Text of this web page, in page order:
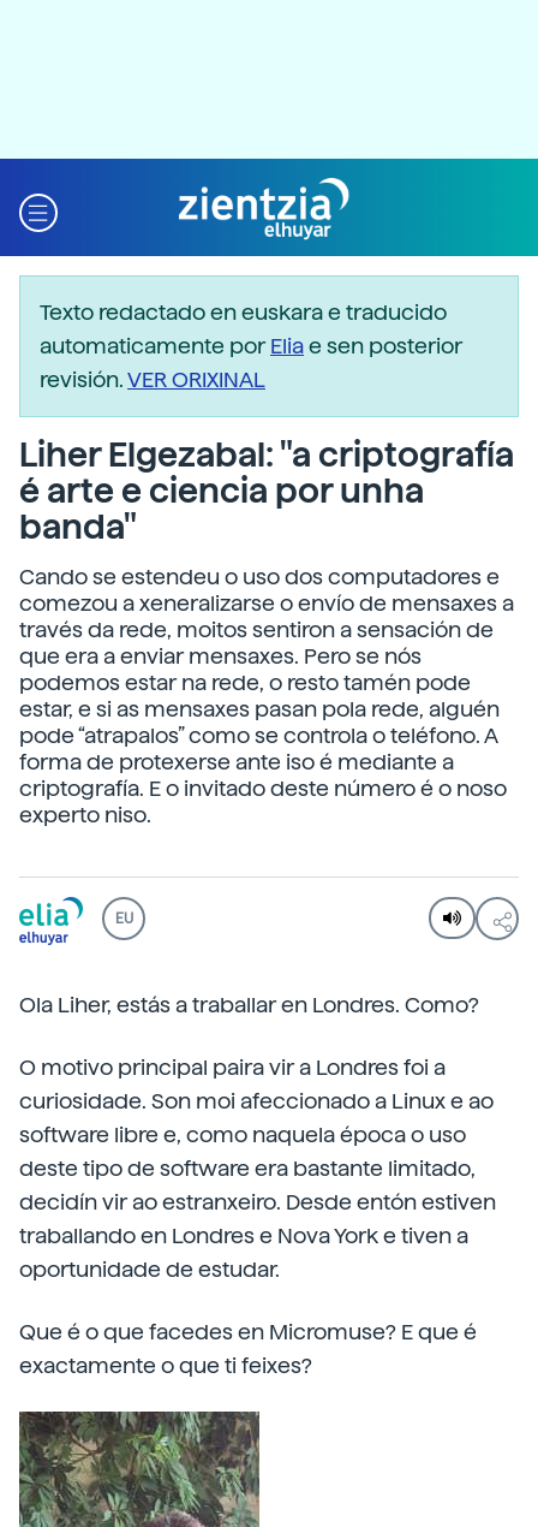
Texto redactado en euskara e traducido
automaticamente porEliae sen posterior
revisión.VER ORIXINAL
Liher Elgezabal: "a criptografía
é arte e ciencia por unha
banda"
Cando se estendeu o uso dos computadores e
comezou a xeneralizarse o envío de mensaxes a
través da rede, moitos sentiron a sensación de
que era a enviar mensaxes. Pero se nós
podemos estar na rede, o resto tamén pode
estar, e si as mensaxes pasan pola rede, alguén
pode “atrapalos” como se controla o teléfono. A
forma de protexerse ante iso é mediante a
criptografía. E o invitado deste número é o noso
experto niso.
EU
Ola Liher, estás a traballar en Londres. Como?
O motivo principal paira vir a Londres foi a
curiosidade. Son moi afeccionado a Linux e ao
software libre e, como naquela época o uso
deste tipo de software era bastante limitado,
decidín vir ao estranxeiro. Desde entón estiven
traballando en Londres e Nova York e tiven a
oportunidade de estudar.
Que é o que facedes en Micromuse? E que é
exactamente o que ti feixes?